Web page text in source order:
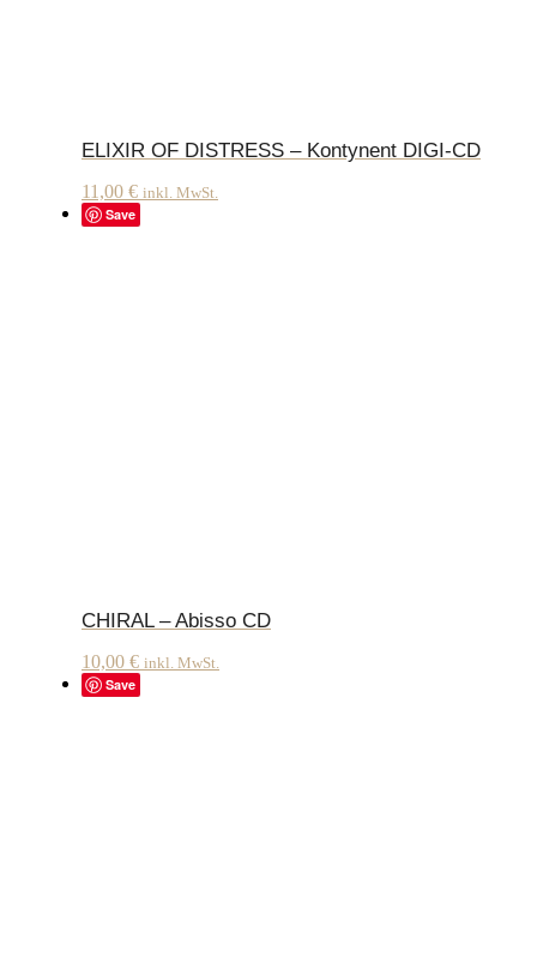
ELIXIR OF DISTRESS – Kontynent DIGI-CD
11,00 € inkl. MwSt.
Save
CHIRAL – Abisso CD
10,00 € inkl. MwSt.
Save